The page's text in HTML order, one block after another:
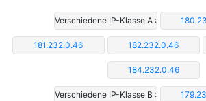
Verschiedene IP-Klasse A :
181.232.0.46 182.232.0.46
184.232.0.46
Verschiedene IP-Klasse B :